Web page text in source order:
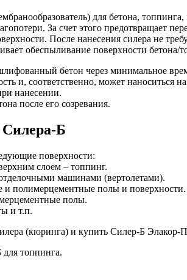
для бетона,
За счет этого предотвращает
После нанесения силера не
обеспыливание поверхности бетона/
бетон через минимальное
и, соответственно, может наноситься
нанесении.
после его созревания.
Б
поверхности:
слоем – топпинг.
машинами (вертолетами).
и полимерцементные полы и поверхности.
полы.
и т.п.
(кюринга) и купить Силер-Б Элакор-
топпинга.